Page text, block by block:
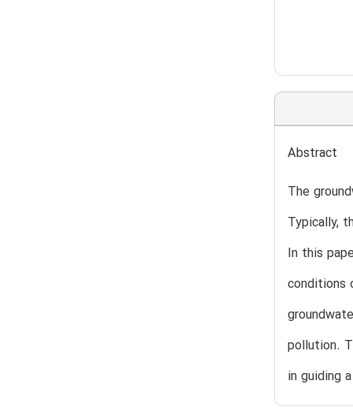
Abstract
The
Typically,
In this
conditions
pollution.
in guiding